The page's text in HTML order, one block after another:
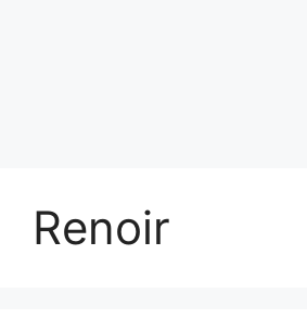
Renoir